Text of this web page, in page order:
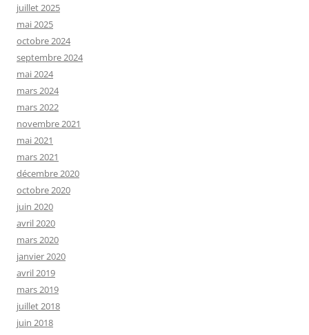
juillet 2025
mai 2025
octobre 2024
septembre 2024
mai 2024
mars 2024
mars 2022
novembre 2021
mai 2021
mars 2021
décembre 2020
octobre 2020
juin 2020
avril 2020
mars 2020
janvier 2020
avril 2019
mars 2019
juillet 2018
juin 2018